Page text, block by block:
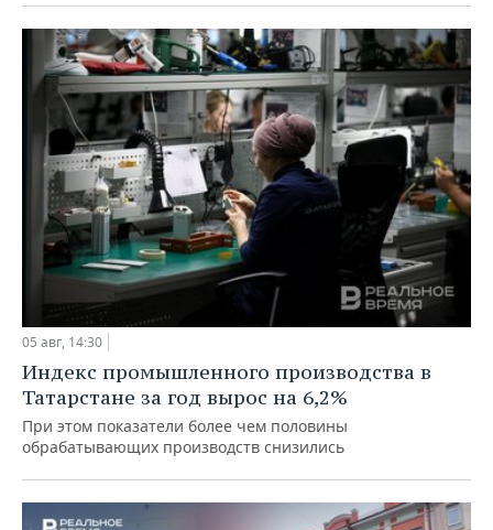
05 авг, 14:30
Индекс промышленного производства в
Татарстане за год вырос на 6,2%
При этом показатели более чем половины
обрабатывающих производств снизились